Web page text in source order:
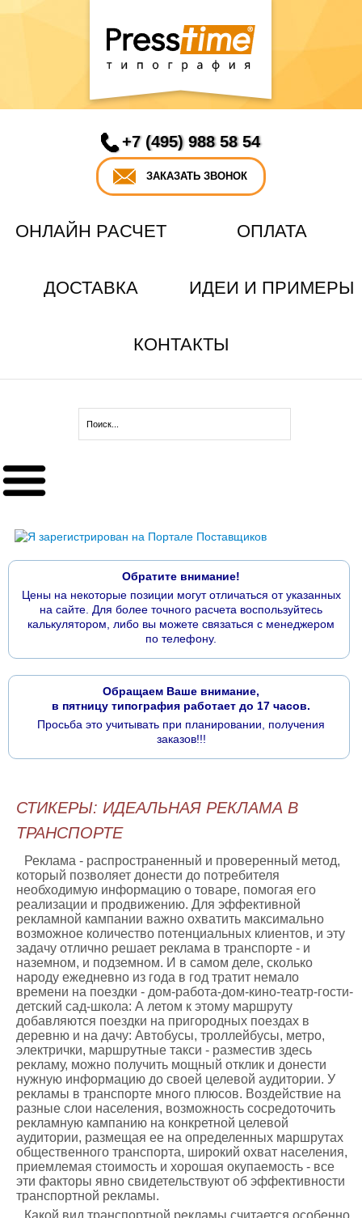
+7 (495) 988 58 54
ЗАКАЗАТЬ ЗВОНОК
ОНЛАЙН РАСЧЕТ ОПЛАТА
ДОСТАВКА ИДЕИ И ПРИМЕРЫ
КОНТАКТЫ
Обратите внимание!
Цены на некоторые позиции могут отличаться от указанных
на сайте. Для более точного расчета воспользуйтесь
калькулятором, либо вы можете связаться с менеджером
по телефону.
Обращаем Ваше внимание,
в пятницу типография работает до 17 часов.
Просьба это учитывать при планировании, получения
заказов!!!
СТИКЕРЫ: ИДЕАЛЬНАЯ РЕКЛАМА В
ТРАНСПОРТЕ
Реклама - распространенный и проверенный метод,
который позволяет донести до потребителя
необходимую информацию о товаре, помогая его
реализации и продвижению. Для эффективной
рекламной кампании важно охватить максимально
возможное количество потенциальных клиентов, и эту
задачу отлично решает реклама в транспорте - и
наземном, и подземном. И в самом деле, сколько
народу ежедневно из года в год тратит немало
времени на поездки - дом-работа-дом-кино-театр-гости-
детский сад-школа: А летом к этому маршруту
добавляются поездки на пригородных поездах в
деревню и на дачу: Автобусы, троллейбусы, метро,
электрички, маршрутные такси - разместив здесь
рекламу, можно получить мощный отклик и донести
нужную информацию до своей целевой аудитории. У
рекламы в транспорте много плюсов. Воздействие на
разные слои населения, возможность сосредоточить
рекламную кампанию на конкретной целевой
аудитории, размещая ее на определенных маршрутах
общественного транспорта, широкий охват населения,
приемлемая стоимость и хорошая окупаемость - все
эти факторы явно свидетельствуют об эффективности
транспортной рекламы.
Какой вид транспортной рекламы считается особенно